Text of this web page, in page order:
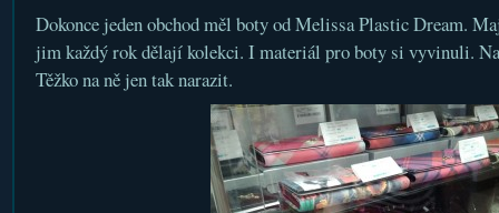
Dokonce jeden obchod měl boty od Melissa Plastic Dream.
jim každý rok dělají kolekci. I materiál pro boty si vyvinuli.
Těžko na ně jen tak narazit.